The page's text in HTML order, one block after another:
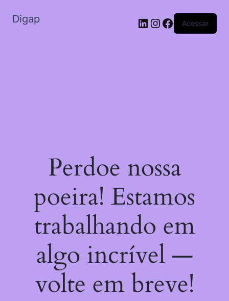
Digap Acessar
Perdoe nossa
poeira! Estamos
trabalhando em
algo incrível —
volte em breve!